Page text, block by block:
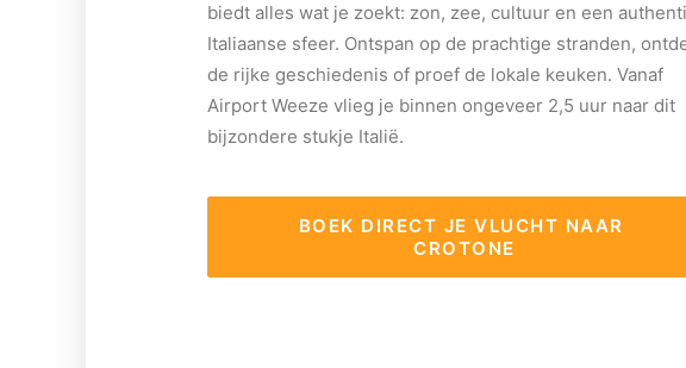
biedt alles wat je zoekt: zon, zee, cultuur en een
Italiaanse sfeer. Ontspan op de prachtige stranden,
de rijke geschiedenis of proef de lokale keuken. Vanaf
Airport Weeze vlieg je binnen ongeveer 2,5 uur naar dit
bijzondere stukje Italië.
BOEK DIRECT JE VLUCHT NAAR
CROTONE